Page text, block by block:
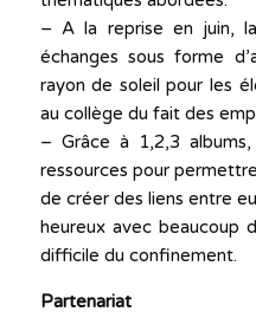
– A la reprise en juin,
échanges sous forme
rayon de soleil pour les
au collège du fait des
– Grâce à 1,2,3
ressources pour
de créer des liens entre
heureux avec beaucoup
difficile du confinement.
Partenariat